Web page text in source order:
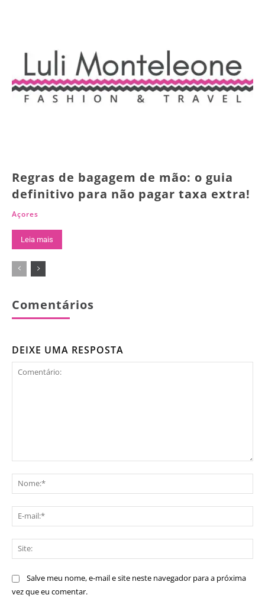
Regras de bagagem de mão: o guia
definitivo para não pagar taxa extra!
Açores
Leia mais
Comentários
DEIXE UMA RESPOSTA
Salve meu nome, e-mail e site neste navegador para a próxima
vez que eu comentar.